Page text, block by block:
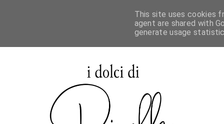
This site uses cookies
agent are shared with
generate usage